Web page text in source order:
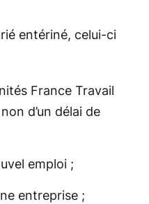
entériné, celui-ci
France Travail
d’un délai de
emploi ;
entreprise ;